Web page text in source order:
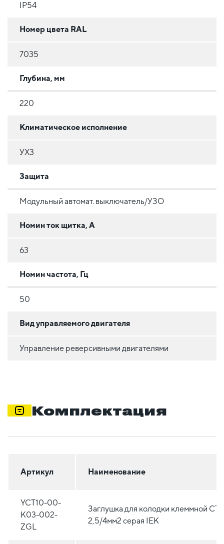
IP54
Номер цвета RAL
7035
Глубина, мм
220
Климатическое исполнение
УХ3
Защита
Модульный автомат. выключатель/УЗО
Номин ток щитка, А
63
Номин частота, Гц
50
Вид управляемого двигателя
Управление реверсивными двигателями
Комплектация
Артикул Наименование
YCT10-00-
K03-002-
ZGL
Заглушка для колодки клеммной CTS
2,5/4мм2 серая IEK